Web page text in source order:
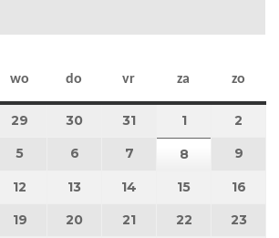
wo woensdag
do donderdag
vr vrijdag
za zaterdag
zo
2026
29 29 juli 2026
30 30 juli 2026
31 31 juli 2026
11 augustus
2
2026
5 5 augustus 2026
6 6 augustus 2026
7 7 augustus 2026
88 augustus
9
2026 2026
12 12 augustus 2026
13 13 augustus 2026
14 14 augustus 2026
15 15 16
2026 2026
19 19 augustus 2026
20 20 augustus 2026
21 21 augustus 2026
22 22 23